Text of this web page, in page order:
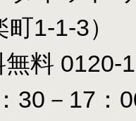
1-1-3）
料 0120-
30－17：